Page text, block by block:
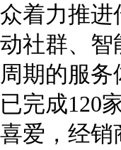
着力推
社群、
期的服务
完成120
爱，经